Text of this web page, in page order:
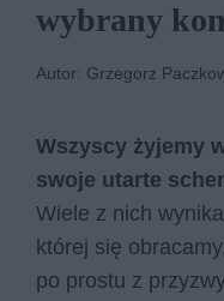
wybrany
Autor: Grzegorz
Wszyscy żyjemy
swoje utarte
Wiele z nich
której się
po prostu z